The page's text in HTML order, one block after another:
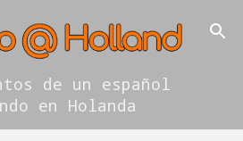
principal
de un español
en Holanda